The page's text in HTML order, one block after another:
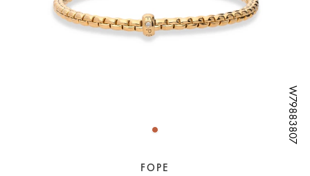
W79883807
W79883807
W79883807
FOPE